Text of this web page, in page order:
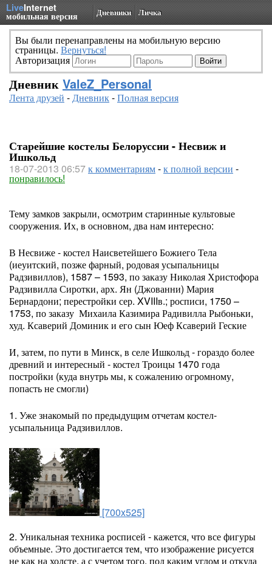
LiveInternet
мобильная версия Дневники Личка
Вы были перенаправлены на мобильную версию
страницы. Вернуться!
Авторизация
Дневник ValeZ_Personal
Лента друзей -Дневник-Полная версия
Старейшие костелы Белоруссии - Несвиж и
Ишкольд
18-07-2013 06:57к комментариям-к полной версии -
понравилось!
Тему замков закрыли, осмотрим старинные культовые
сооружения. Их, в основном, два нам интересно:
В Несвиже - костел Наисветейшего Божиего Тела
(иеуитский, позже фарный, родовая усыпальницы
Радзивиллов), 1587 – 1593, по заказу Николая Христофора
Радзивилла Сиротки, арх. Ян (Джованни) Мария
Бернардони; перестройки сер. XVIIIв.; росписи, 1750 –
1753, по заказу Михаила Казимира Радивилла Рыбоньки,
худ. Ксаверий Доминик и его сын Юеф Ксаверий Геские
И, затем, по пути в Минск, в селе Ишкольд - гораздо более
древний и интересный - костел Троицы 1470 года
постройки (куда внутрь мы, к сожалению огромному,
попасть не смогли)
1. Уже знакомый по предыдущим отчетам костел-
усыпальница Радзивиллов.
[700x525]
2. Уникальная техника росписей - кажется, что все фигуры
объемные. Это достигается тем, что изображение рисуется
не как на холсте, а с учетом того, под каким углом и откуда